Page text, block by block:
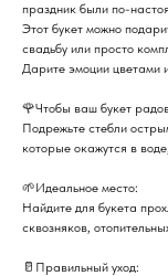
праздник были по-
Этот букет можно
свадьбу или просто
Дарите эмоции
🌹Чтобы ваш букет
Подрежьте стебли
которые окажутся в
🌱Идеальное место:
Найдите для букета
сквозняков,
🥛Правильный уход: